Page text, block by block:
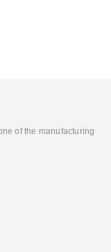
of the manufacturing